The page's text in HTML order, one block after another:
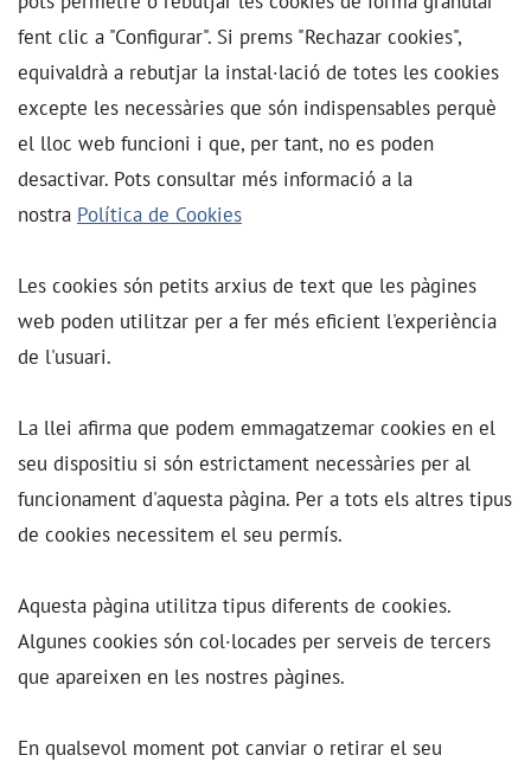
fent clic a "Configurar". Si prems "Rechazar cookies",
equivaldrà a rebutjar la instal·lació de totes les cookies
excepte les necessàries que són indispensables perquè
el lloc web funcioni i que, per tant, no es poden
desactivar. Pots consultar més informació a la
nostra Política de Cookies
Les cookies són petits arxius de text que les pàgines
web poden utilitzar per a fer més eficient l'experiència
de l'usuari.
La llei afirma que podem emmagatzemar cookies en el
seu dispositiu si són estrictament necessàries per al
funcionament d'aquesta pàgina. Per a tots els altres tipus
de cookies necessitem el seu permís.
Aquesta pàgina utilitza tipus diferents de cookies.
Algunes cookies són col·locades per serveis de tercers
que apareixen en les nostres pàgines.
En qualsevol moment pot canviar o retirar el seu